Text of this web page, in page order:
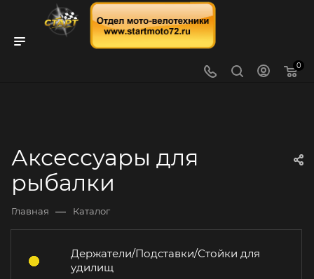
0
Аксессуары для
рыбалки
Главная — Каталог
Держатели/Подставки/Стойки для
удилищ